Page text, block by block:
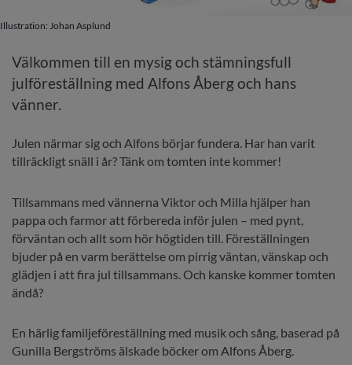
Illustration: Johan Asplund
Välkommen till en mysig och stämningsfull
julföreställning med Alfons Åberg och hans
vänner.
Julen närmar sig och Alfons börjar fundera. Har han varit
tillräckligt snäll i år? Tänk om tomten inte kommer!
Tillsammans med vännerna Viktor och Milla hjälper han
pappa och farmor att förbereda inför julen – med pynt,
förväntan och allt som hör högtiden till. Föreställningen
bjuder på en varm berättelse om pirrig väntan, vänskap och
glädjen i att fira jul tillsammans. Och kanske kommer tomten
ändå?
Gunilla Bergströms älskade böcker om Alfons Åberg.